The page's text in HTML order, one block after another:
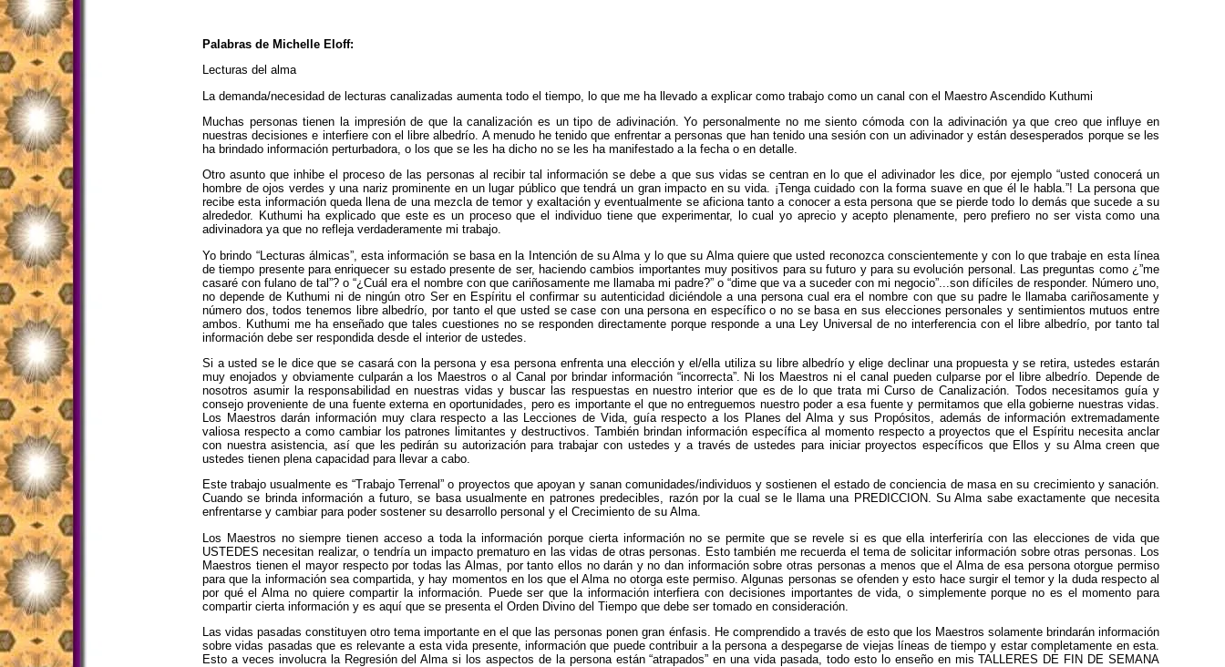
Palabras de Michelle Eloff:
Lecturas del alma
La demanda/necesidad de lecturas canalizadas aumenta todo el tiempo, lo que me ha llevado a explicar como trabajo como un canal con el Maestro Ascendido Kuthumi
Muchas personas tienen la impresión de que la canalización es un tipo de adivinación. Yo personalmente no me siento cómoda con la adivinación ya que creo que influye en
nuestras decisiones e interfiere con el libre albedrío. A menudo he tenido que enfrentar a personas que han tenido una sesión con un adivinador y están desesperados porque se les
ha brindado información perturbadora, o los que se les ha dicho no se les ha manifestado a la fecha o en detalle.
Otro asunto que inhibe el proceso de las personas al recibir tal información se debe a que sus vidas se centran en lo que el adivinador les dice, por ejemplo “usted conocerá un
hombre de ojos verdes y una nariz prominente en un lugar público que tendrá un gran impacto en su vida. ¡Tenga cuidado con la forma suave en que él le habla.”! La persona que
recibe esta información queda llena de una mezcla de temor y exaltación y eventualmente se aficiona tanto a conocer a esta persona que se pierde todo lo demás que sucede a su
alrededor. Kuthumi ha explicado que este es un proceso que el individuo tiene que experimentar, lo cual yo aprecio y acepto plenamente, pero prefiero no ser vista como una
adivinadora ya que no refleja verdaderamente mi trabajo.
Yo brindo “Lecturas álmicas”, esta información se basa en la Intención de su Alma y lo que su Alma quiere que usted reconozca conscientemente y con lo que trabaje en esta línea
de tiempo presente para enriquecer su estado presente de ser, haciendo cambios importantes muy positivos para su futuro y para su evolución personal. Las preguntas como ¿”me
casaré con fulano de tal”? o “¿Cuál era el nombre con que cariñosamente me llamaba mi padre?” o “dime que va a suceder con mi negocio”...son difíciles de responder. Número uno,
no depende de Kuthumi ni de ningún otro Ser en Espíritu el confirmar su autenticidad diciéndole a una persona cual era el nombre con que su padre le llamaba cariñosamente y
número dos, todos tenemos libre albedrío, por tanto el que usted se case con una persona en específico o no se basa en sus elecciones personales y sentimientos mutuos entre
ambos. Kuthumi me ha enseñado que tales cuestiones no se responden directamente porque responde a una Ley Universal de no interferencia con el libre albedrío, por tanto tal
información debe ser respondida desde el interior de ustedes.
Si a usted se le dice que se casará con la persona y esa persona enfrenta una elección y el/ella utiliza su libre albedrío y elige declinar una propuesta y se retira, ustedes estarán
muy enojados y obviamente culparán a los Maestros o al Canal por brindar información “incorrecta”. Ni los Maestros ni el canal pueden culparse por el libre albedrío. Depende de
nosotros asumir la responsabilidad en nuestras vidas y buscar las respuestas en nuestro interior que es de lo que trata mi Curso de Canalización. Todos necesitamos guía y
consejo proveniente de una fuente externa en oportunidades, pero es importante el que no entreguemos nuestro poder a esa fuente y permitamos que ella gobierne nuestras vidas.
Los Maestros darán información muy clara respecto a las Lecciones de Vida, guía respecto a los Planes del Alma y sus Propósitos, además de información extremadamente
valiosa respecto a como cambiar los patrones limitantes y destructivos. También brindan información específica al momento respecto a proyectos que el Espíritu necesita anclar
con nuestra asistencia, así que les pedirán su autorización para trabajar con ustedes y a través de ustedes para iniciar proyectos específicos que Ellos y su Alma creen que
ustedes tienen plena capacidad para llevar a cabo.
Este trabajo usualmente es “Trabajo Terrenal” o proyectos que apoyan y sanan comunidades/individuos y sostienen el estado de conciencia de masa en su crecimiento y sanación.
Cuando se brinda información a futuro, se basa usualmente en patrones predecibles, razón por la cual se le llama una PREDICCION. Su Alma sabe exactamente que necesita
enfrentarse y cambiar para poder sostener su desarrollo personal y el Crecimiento de su Alma.
Los Maestros no siempre tienen acceso a toda la información porque cierta información no se permite que se revele si es que ella interferiría con las elecciones de vida que
USTEDES necesitan realizar, o tendría un impacto prematuro en las vidas de otras personas. Esto también me recuerda el tema de solicitar información sobre otras personas. Los
Maestros tienen el mayor respecto por todas las Almas, por tanto ellos no darán y no dan información sobre otras personas a menos que el Alma de esa persona otorgue permiso
para que la información sea compartida, y hay momentos en los que el Alma no otorga este permiso. Algunas personas se ofenden y esto hace surgir el temor y la duda respecto al
por qué el Alma no quiere compartir la información. Puede ser que la información interfiera con decisiones importantes de vida, o simplemente porque no es el momento para
compartir cierta información y es aquí que se presenta el Orden Divino del Tiempo que debe ser tomado en consideración.
Las vidas pasadas constituyen otro tema importante en el que las personas ponen gran énfasis. He comprendido a través de esto que los Maestros solamente brindarán información
sobre vidas pasadas que es relevante a esta vida presente, información que puede contribuir a la persona a despegarse de viejas líneas de tiempo y estar completamente en esta.
Esto a veces involucra la Regresión del Alma si los aspectos de la persona están “atrapados” en una vida pasada, todo esto lo enseño en mis TALLERES DE FIN DE SEMANA